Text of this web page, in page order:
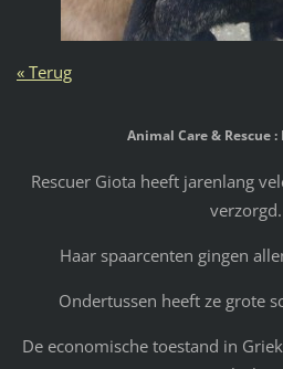
« Terug
Animal Care & Rescue
Rescuer Giota heeft jarenlang
verzorgd.
Haar spaarcenten gingen
Ondertussen heeft ze grote
De economische toestand in